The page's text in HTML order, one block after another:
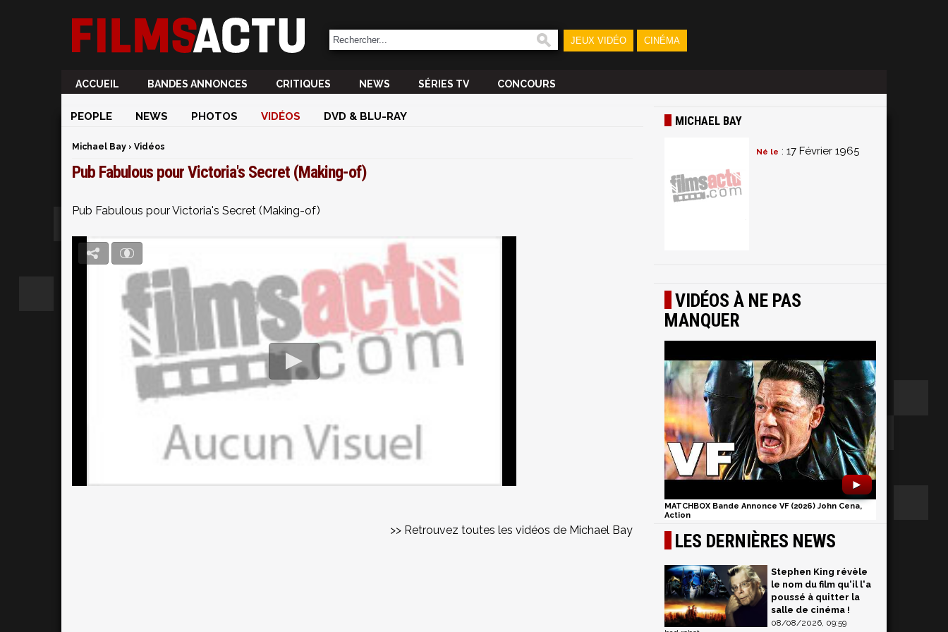
JEUX VIDÉO CINÉMA
ACCUEIL BANDES ANNONCES CRITIQUES NEWS SÉRIES TV CONCOURS
PEOPLE NEWS PHOTOS VIDÉOS DVD & BLU-RAY
Michael Bay › Vidéos
Pub Fabulous pour Victoria's Secret (Making-of)
Pub Fabulous pour Victoria's Secret (Making-of)
>> Retrouvez toutes les vidéos de Michael Bay
MICHAEL BAY
Né le : 17 Février 1965
VIDÉOS À NE PAS
MANQUER
►
MATCHBOX Bande Annonce VF (2026) John Cena,
Action
LES DERNIÈRES NEWS
Stephen King révèle
le nom du film qu'il l'a
poussé à quitter la
salle de cinéma !
08/08/2026, 09:59